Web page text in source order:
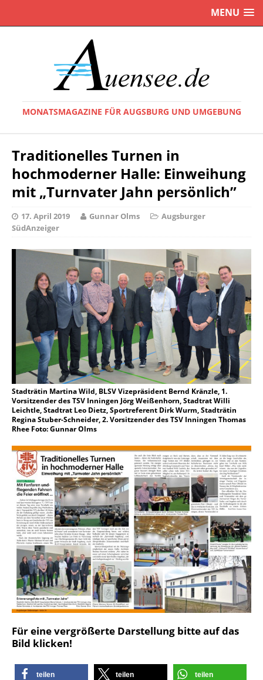
MENU
MONATSMAGAZINE FÜR AUGSBURG UND UMGEBUNG
Traditionelles Turnen in
hochmoderner Halle: Einweihung
mit „Turnvater Jahn persönlich”
17. April 2019 Gunnar Olms
Augsburger
SüdAnzeiger
Stadträtin Martina Wild, BLSV Vizepräsident Bernd Kränzle, 1.
Vorsitzender des TSV Inningen Jörg Weißenhorn, Stadtrat Willi
Leichtle, Stadtrat Leo Dietz, Sportreferent Dirk Wurm, Stadträtin
Regina Stuber-Schneider, 2. Vorsitzender des TSV Inningen Thomas
Rhee Foto: Gunnar Olms
Für eine vergrößerte Darstellung bitte auf das
Bild klicken!
teilen teilen teilen